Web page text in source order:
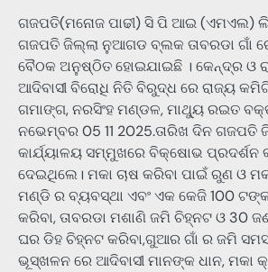
ଗଜପତି(ମନୋଜ ପାଢୀ) ସି ପି ଆଇ (ଏମଏଲ)
ଗଜପତି ଜିଲ୍ଲା ନୁଆଗଡ ବ୍ଲକ ତାବରଡା ଗାଁ
ବୈଠକ ଅନୁଷ୍ଠିତ ହୋଇଯାଇଛି । କେନ୍ଦ୍ର ଓ
ଆଦିବାସୀ ବିରୋଧି ନିତି ବିରୁଦ୍ଧ ରେ ରାଜ୍ୟ
ଗମାଙ୍ଗ, ନରସିଂହ ମଣ୍ଡଳ, ମାଥ୍ୟୁ ରଇତ
ନଭେମ୍ବର 05 11 2025.ତାରିଖ ଦିନ ଗଜପତି
କାର୍ଯ୍ୟାଳୟ ସମ୍ମୁଖରେ ବିକ୍ଷୋଭ ପ୍ରଦର୍ଶନ
ଦେଇଥିଲେ। ମକା ଚାଷ କରିବା ପାଇଁ ରୁଣ ଓ
ମଣ୍ଡି ର ବ୍ୟବସ୍ଥା ଏବଂ ଏକ କେଜି 100
କରିବା, ତାବରଡା ମଶାଣି ଜମି ଚିହ୍ନଟ ଓ 30
ଘର ଡିହ ଚିହ୍ନଟ କରିବା,ଗୁଆର ଗାଁ ର ଜମି
ଭୂସ୍ଖଳନ ରେ ଆଦିବାସୀ ମାନଙ୍କ ଧାନ, ମକା